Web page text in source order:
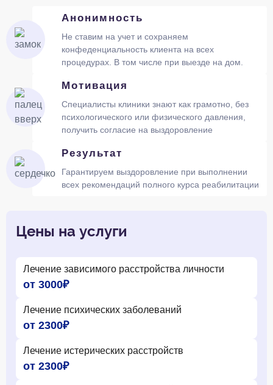
Анонимность
Не ставим на учет и сохраняем
конфеденциальность клиента на всех
процедурах. В том числе при выезде на дом.
Мотивация
Специалисты клиники знают как грамотно, без
психологического или физического давления,
получить согласие на выздоровление
Результат
Гарантируем выздоровление при выполнении
всех рекомендаций полного курса реабилитации
Цены на услуги
Лечение зависимого расстройства личности
от 3000₽
Лечение психических заболеваний
от 2300₽
Лечение истерических расстройств
от 2300₽